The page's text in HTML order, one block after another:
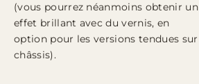
(vous pourrez néanmoins obtenir un
effet brillant avec du vernis, en
option pour les versions tendues sur
châssis).